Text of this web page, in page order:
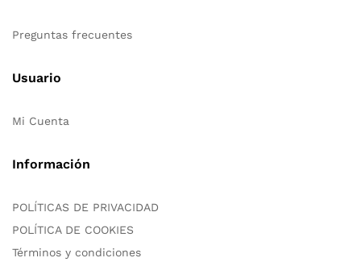
Preguntas frecuentes
Usuario
Mi Cuenta
Información
POLÍTICAS DE PRIVACIDAD
POLÍTICA DE COOKIES
Términos y condiciones